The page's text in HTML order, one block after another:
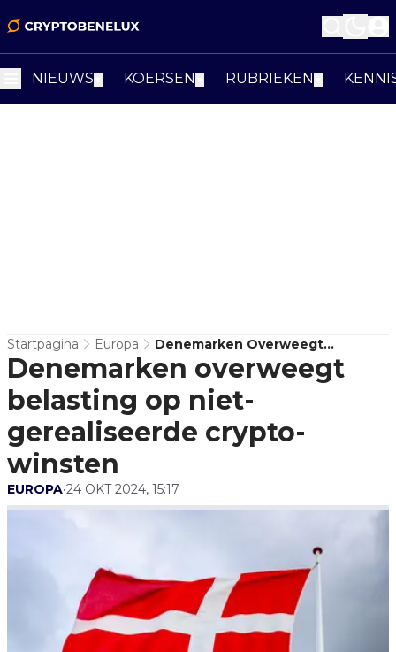
NIEUWS KOERSEN RUBRIEKEN
Startpagina Europa
Denemarken Overweegt
Belasting Op Niet-Gerealiseerde
Crypto-Winsten
Denemarken overweegt
belasting op niet-
gerealiseerde crypto-
winsten
EUROPA•24 OKT 2024, 15:17